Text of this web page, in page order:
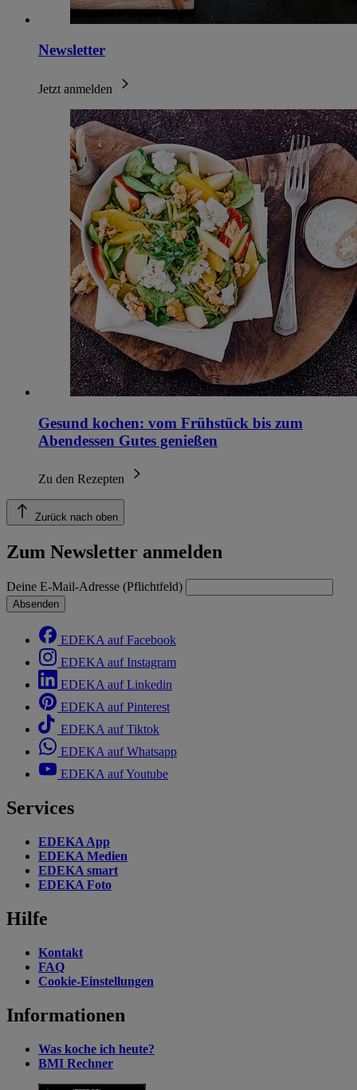
Newsletter
Jetzt anmelden
Gesund kochen: vom Frühstück bis zum
Abendessen Gutes genießen
Zu den Rezepten
Zurück nach oben
Zum Newsletter anmelden
Deine E-Mail-Adresse (Pflichtfeld)
Absenden
EDEKA auf Facebook
EDEKA auf Instagram
EDEKA auf Linkedin
EDEKA auf Pinterest
EDEKA auf Tiktok
EDEKA auf Whatsapp
EDEKA auf Youtube
Services
EDEKA App
EDEKA Medien
EDEKA smart
EDEKA Foto
Hilfe
Kontakt
FAQ
Cookie-Einstellungen
Informationen
Was koche ich heute?
BMI Rechner